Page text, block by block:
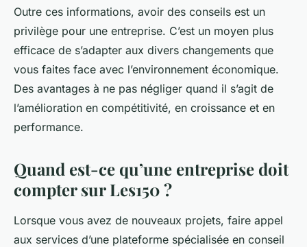
Outre ces informations, avoir des conseils est un
privilège pour une entreprise. C’est un moyen plus
efficace de s’adapter aux divers changements que
vous faites face avec l’environnement économique.
Des avantages à ne pas négliger quand il s’agit de
l’amélioration en compétitivité, en croissance et en
performance.
Quand est-ce qu’une entreprise doit
compter sur Les150 ?
Lorsque vous avez de nouveaux projets, faire appel
aux services d’une plateforme spécialisée en conseil